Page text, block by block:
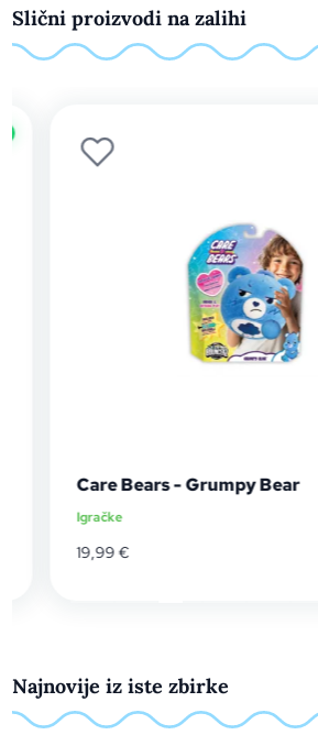
Slični proizvodi na zalihi
Care Bears - Grumpy Bear
Igračke
19,99€
Najnovije iz iste zbirke